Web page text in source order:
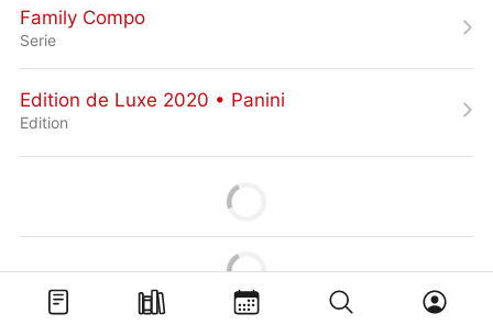
Family Compo
Serie
Edition de Luxe 2020 • Panini
Edition